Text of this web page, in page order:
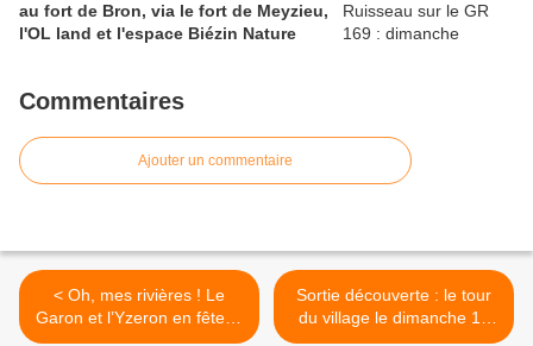
au fort de Bron, via le fort de Meyzieu,
l'OL land et l'espace Biézin Nature
Commentaires
Ajouter un commentaire
< Oh, mes rivières ! Le
Garon et l’Yzeron en fête le
samedi 17 mai 2025
Sortie découverte : le tour
du village le dimanche 15
juin 2025 >